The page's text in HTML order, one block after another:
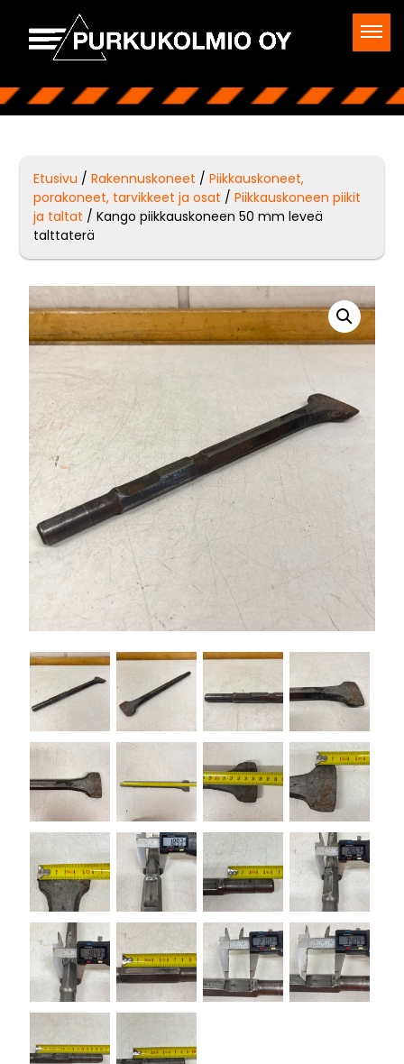
Etusivu /Rakennuskoneet /Piikkauskoneet,
porakoneet, tarvikkeet ja osat /Piikkauskoneen piikit
ja taltat / Kango piikkauskoneen 50 mm leveä
talttaterä